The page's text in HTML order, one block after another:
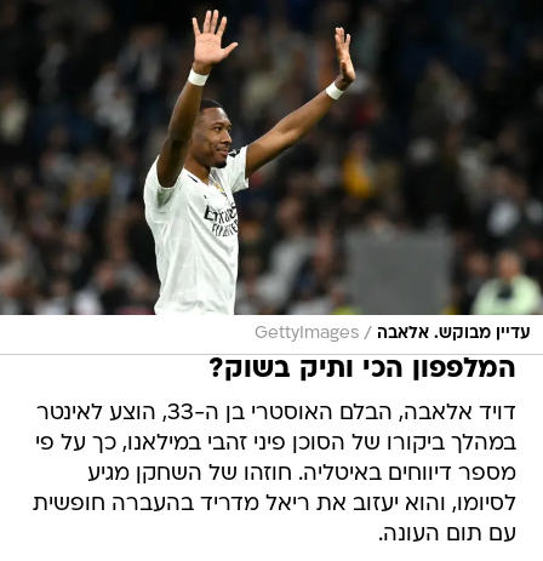
עדיין מבוקש. אלאבה /
GettyImages
המלפפון הכי ותיק בשוק?
דויד אלאבה, הבלם האוסטרי בן ה-33, הוצע לאינטר
במהלך ביקורו של הסוכן פיני זהבי במילאנו, כך על פי
מספר דיווחים באיטליה. חוזהו של השחקן מגיע
לסיומו, והוא יעזוב את ריאל מדריד בהעברה חופשית
עם תום העונה.